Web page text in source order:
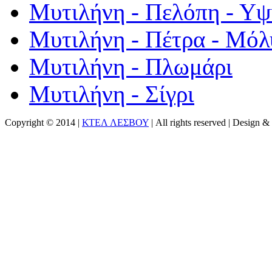
Μυτιλήνη - Πελόπη -
Μυτιλήνη - Πέτρα -
Μυτιλήνη - Πλωμάρι
Μυτιλήνη - Σίγρι
Copyright © 2014 | ΚΤΕΛ ΛΕΣΒΟΥ | All rights reserved | Design &